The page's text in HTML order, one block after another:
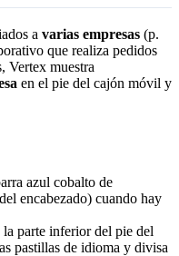
a varias empresas (p.
que realiza pedidos
Vertex muestra
en el pie del cajón móvil y
azul cobalto de
encabezado) cuando hay
parte inferior del pie del
pastillas de idioma y divisa